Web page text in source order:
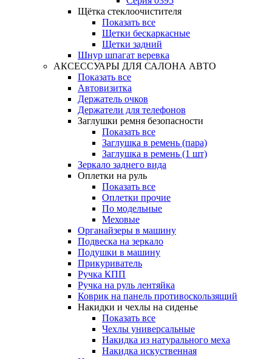
Щётка стеклоочистителя
Показать все
Щетки бескаркасные
Щетки задний
Шнур шпагат веревка
АКСЕССУАРЫ ДЛЯ САЛОНА АВТО
Показать все
Автовизитка
Держатель очков
Держатели для телефонов
Заглушки ремня безопасности
Показать все
Заглушка в ремень (пара)
Заглушка в ремень (1 шт)
Зеркало заднего вида
Оплетки на руль
Показать все
Оплетки прочиe
По модельные
Меховые
Органайзеры в машину
Подвеска на зеркало
Подушки в машину
Прикуриватель
Ручка КПП
Ручка на руль лентяйка
Коврик на панель противоскользящий
Накидки и чехлы на сиденье
Показать все
Чехлы универсальные
Накидка из натурального меха
Накидка искуственная